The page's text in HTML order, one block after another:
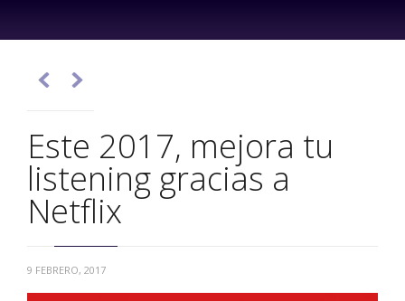
content
Este 2017, mejora tu
listening gracias a
Netflix
 
9 FEBRERO, 2017